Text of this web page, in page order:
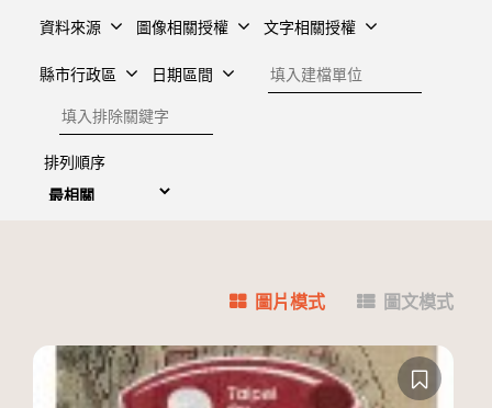
資料來源 圖像相關授權 文字相關授權
縣市行政區 日期區間
建檔單位
排除關鍵字
排列順序
圖片模式 圖文模式